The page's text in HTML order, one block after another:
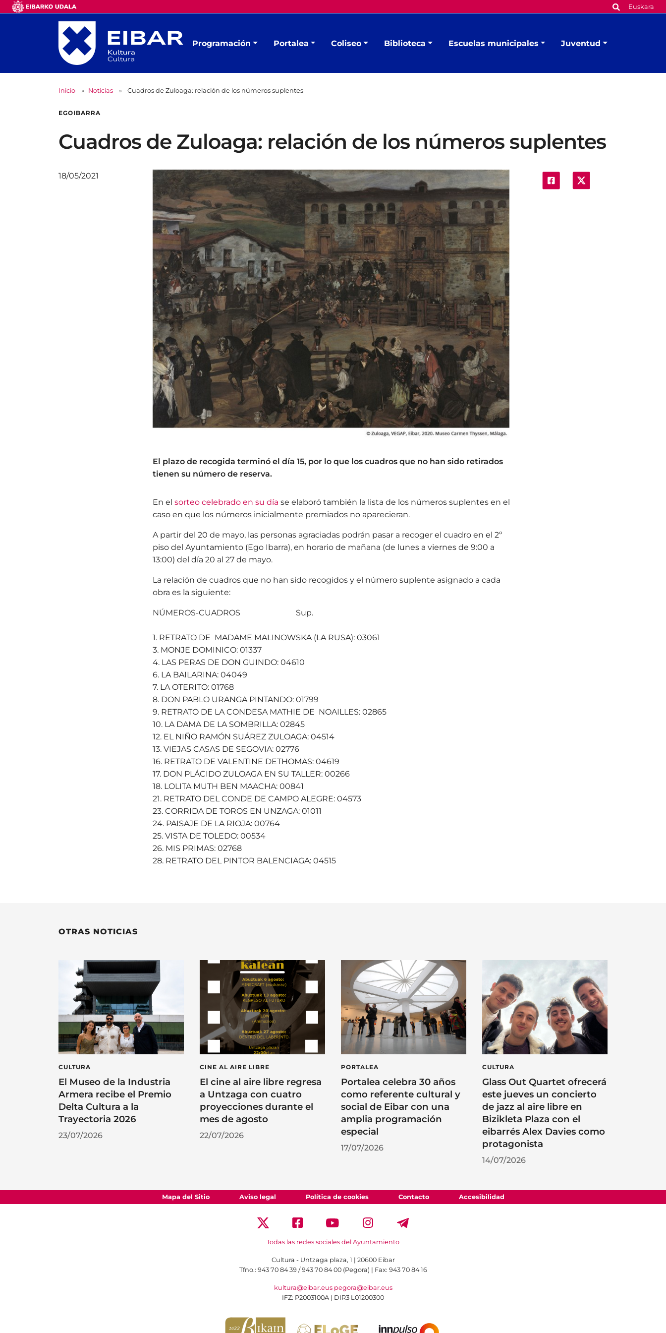
Euskara
Programación Portalea Coliseo Biblioteca Escuelas municipales Juventud
Inicio Noticias Cuadros de Zuloaga: relación de los números suplentes
EGOIBARRA
Cuadros de Zuloaga: relación de los números suplentes
18/05/2021
El plazo de recogida terminó el día 15, por lo que los cuadros que no han sido retirados
tienen su número de reserva.
En el sorteo celebrado en su día se elaboró también la lista de los números suplentes en el
caso en que los números inicialmente premiados no aparecieran.
A partir del 20 de mayo, las personas agraciadas podrán pasar a recoger el cuadro en el 2º
piso del Ayuntamiento (Ego Ibarra), en horario de mañana (de lunes a viernes de 9:00 a
13:00) del día 20 al 27 de mayo.
La relación de cuadros que no han sido recogidos y el número suplente asignado a cada
obra es la siguiente:
NÚMEROS-CUADROS Sup.
1. RETRATO DE MADAME MALINOWSKA (LA RUSA): 03061
3. MONJE DOMINICO: 01337
4. LAS PERAS DE DON GUINDO: 04610
6. LA BAILARINA: 04049
7. LA OTERITO: 01768
8. DON PABLO URANGA PINTANDO: 01799
9. RETRATO DE LA CONDESA MATHIE DE NOAILLES: 02865
10. LA DAMA DE LA SOMBRILLA: 02845
12. EL NIÑO RAMÓN SUÁREZ ZULOAGA: 04514
13. VIEJAS CASAS DE SEGOVIA: 02776
16. RETRATO DE VALENTINE DETHOMAS: 04619
17. DON PLÁCIDO ZULOAGA EN SU TALLER: 00266
18. LOLITA MUTH BEN MAACHA: 00841
21. RETRATO DEL CONDE DE CAMPO ALEGRE: 04573
23. CORRIDA DE TOROS EN UNZAGA: 01011
24. PAISAJE DE LA RIOJA: 00764
25. VISTA DE TOLEDO: 00534
26. MIS PRIMAS: 02768
28. RETRATO DEL PINTOR BALENCIAGA: 04515
OTRAS NOTICIAS
CULTURA
El Museo de la Industria
Armera recibe el Premio
Delta Cultura a la
Trayectoria 2026
23/07/2026
CINE AL AIRE LIBRE
El cine al aire libre regresa
a Untzaga con cuatro
proyecciones durante el
mes de agosto
22/07/2026
PORTALEA
Portalea celebra 30 años
como referente cultural y
social de Eibar con una
amplia programación
especial
17/07/2026
CULTURA
Glass Out Quartet ofrecerá
este jueves un concierto
de jazz al aire libre en
Bizikleta Plaza con el
eibarrés Alex Davies como
protagonista
14/07/2026
Mapa del Sitio Aviso legal Política de cookies Contacto Accesibilidad
Todas las redes sociales del Ayuntamiento
Cultura - Untzaga plaza, 1 | 20600 Eibar
Tfno.: 943 70 84 39 / 943 70 84 00 (Pegora) | Fax: 943 70 84 16
kultura@eibar.eus pegora@eibar.eus
IFZ: P2003100A | DIR3 L01200300